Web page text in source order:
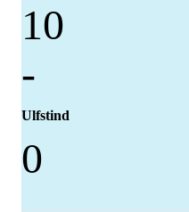
10
-
Ulfstind
0